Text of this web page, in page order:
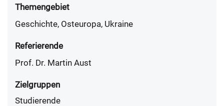
Themengebiet
Geschichte, Osteuropa, Ukraine
Referierende
Prof. Dr. Martin Aust
Zielgruppen
Studierende